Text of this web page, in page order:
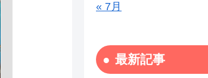
« 7月
最新記事